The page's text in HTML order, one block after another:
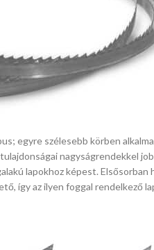
egyre szélesebb körben
nagyságrendekkel
lapokhoz képest. Elsősorban
így az ilyen foggal rendelkező